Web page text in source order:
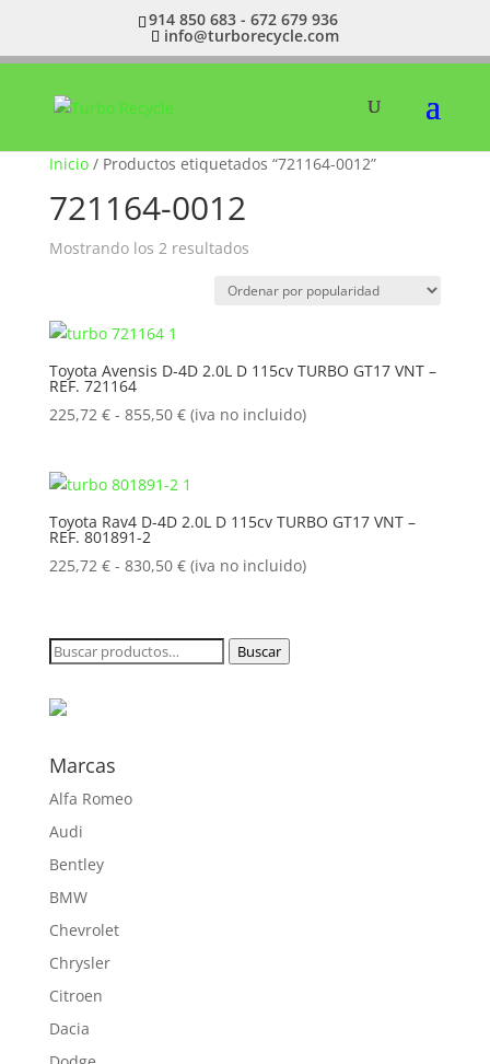
914 850 683 - 672 679 936
info@turborecycle.com
Inicio/ Productos etiquetados “721164-0012”
721164-0012
Mostrando los 2 resultadosOrdenado
popularidad
Toyota Avensis D-4D 2.0L D 115cv TURBO GT17 VNT –
REF. 721164
225,72 € - 855,50 €Rango
desde
225,72 €
855,50 €
(iva no incluido)
Toyota Rav4 D-4D 2.0L D 115cv TURBO GT17 VNT –
REF. 801891-2
225,72 € - 830,50 €Rango
desde
225,72 €
(iva no incluido)
Buscar
Buscar
Marcas
Alfa Romeo
Audi
Bentley
BMW
Chevrolet
Chrysler
Citroen
Dacia